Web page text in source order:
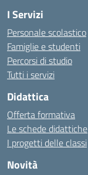
I Servizi
Personale scolastico
Famiglie e studenti
Percorsi di studio
Tutti i servizi
Didattica
Offerta formativa
Le schede didattiche
I progetti delle classi
Novità